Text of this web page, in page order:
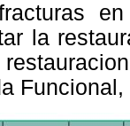
la
Funcional,